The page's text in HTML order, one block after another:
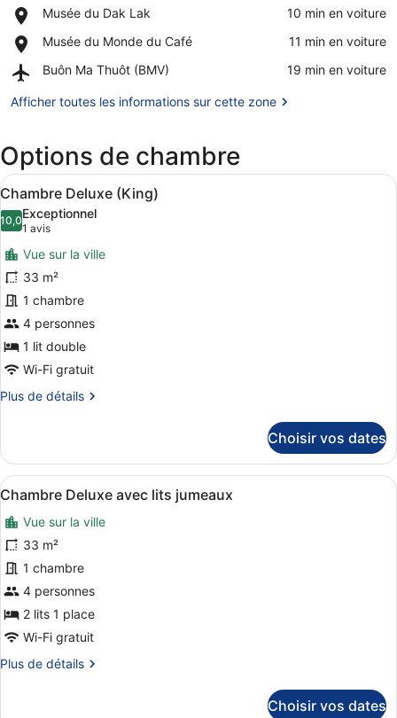
urbain
Ma
Thuột
Musée du Dak Lak
Place,
du
Lak
‪10 min en voiture‬
Musée du Monde du Café
Place,
du
du
‪11 min en voiture‬
Buôn Ma Thuôt (BMV)
Airport,
Ma
‪19 min en voiture‬
Afficher toutes les informations sur cette zone
Options de chambre
Afficher
toutes
les
photos
pour
ce
type
de
chambre :
Chambre
Deluxe
(King)
Une chambre d’hôtel avec un
7
Chambre Deluxe (King)
10,010,0 sur 10
Exceptionnel
1 avis
(1 avis)
Vue sur la ville
33 m²
1 chambre
4 personnes
1 lit double
Wi-Fi gratuit
Plus de détails
Plus
le
type
de
Chambre
Deluxe
(King)
Choisir vos dates
Afficher
toutes
les
photos
pour
ce
type
de
chambre :
Chambre
Une chambre d’hôtel avec deux
8
Chambre Deluxe avec lits jumeaux
Vue sur la ville
33 m²
1 chambre
4 personnes
2 lits 1 place
Wi-Fi gratuit
Plus de détails
Plus
Choisir vos dates